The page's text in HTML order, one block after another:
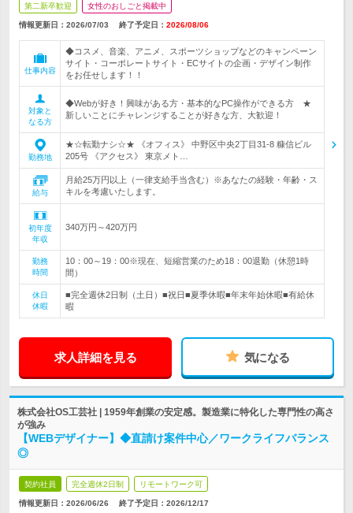
第二新卒歓迎 女性のおしごと掲載中
情報更新日：2026/07/03 終了予定日： 2026/08/06
仕事内容
◆コスメ、音楽、アニメ、スポーツショップなどのキャンペーン
サイト・コーポレートサイト・ECサイトの企画・デザイン制作
をお任せします！！
対象と
なる方
◆Webが好き！興味がある方・基本的なPC操作ができる方 ★
新しいことにチャレンジすることが好きな方、大歓迎！
勤務地
★☆転勤ナシ☆★ 《オフィス》 中野区中央2丁目31-8 糠信ビル
205号 《アクセス》 東京メト…
給与
月給25万円以上（一律支給手当含む）※あなたの経験・年齢・ス
キルを考慮いたします。
初年度
年収
340万円～420万円
勤務
時間
10：00～19：00※現在、短縮営業のため18：00退勤（休憩1時
間）
休日
休暇
■完全週休2日制（土日）■祝日■夏季休暇■年末年始休暇■有給休
暇
求人詳細を見る 気になる
株式会社OS工芸社 | 1959年創業の安定感。製造業に特化した専門性の高さ
が強み
【WEBデザイナー】◆直請け案件中心／ワークライフバランス
◎
契約社員 完全週休2日制 リモートワーク可
情報更新日：2026/06/26 終了予定日： 2026/12/17